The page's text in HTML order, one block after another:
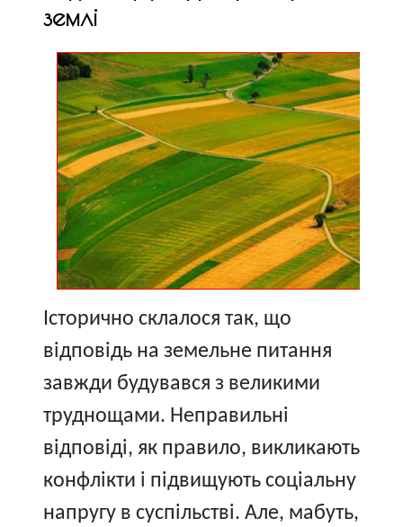
землі
Історично склалося так, що
відповідь на земельне питання
завжди будувався з великими
труднощами. Неправильні
відповіді, як правило, викликають
конфлікти і підвищують соціальну
напругу в суспільстві. Але, мабуть,